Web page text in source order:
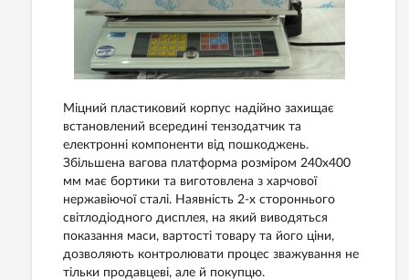
Міцний пластиковий корпус надійно захищає
встановлений всередині тензодатчик та
електронні компоненти від пошкоджень.
Збільшена вагова платформа розміром 240x400
мм має бортики та виготовлена з харчової
нержавіючої сталі. Наявність 2-х стороннього
світлодіодного дисплея, на який виводяться
показання маси, вартості товару та його ціни,
дозволяють контролювати процес зважування не
тільки продавцеві, але й покупцю.